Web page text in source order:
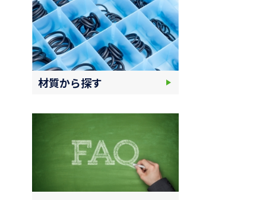
材質から探す